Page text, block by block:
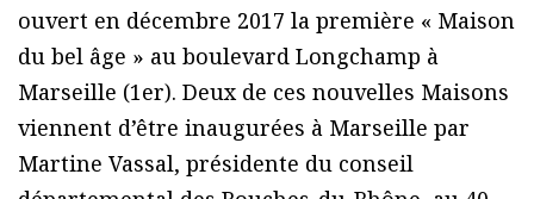
ouvert en décembre 2017 la première « Maison
du bel âge » au boulevard Longchamp à
Marseille (1er). Deux de ces nouvelles Maisons
viennent d’être inaugurées à Marseille par
Martine Vassal, présidente du conseil